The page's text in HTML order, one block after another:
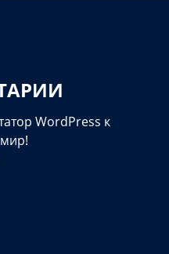
WordPress к